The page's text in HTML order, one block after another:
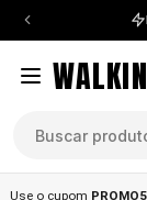
Use o cupom PROMO5